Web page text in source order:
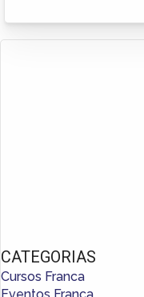
CATEGORIAS
Cursos Franca